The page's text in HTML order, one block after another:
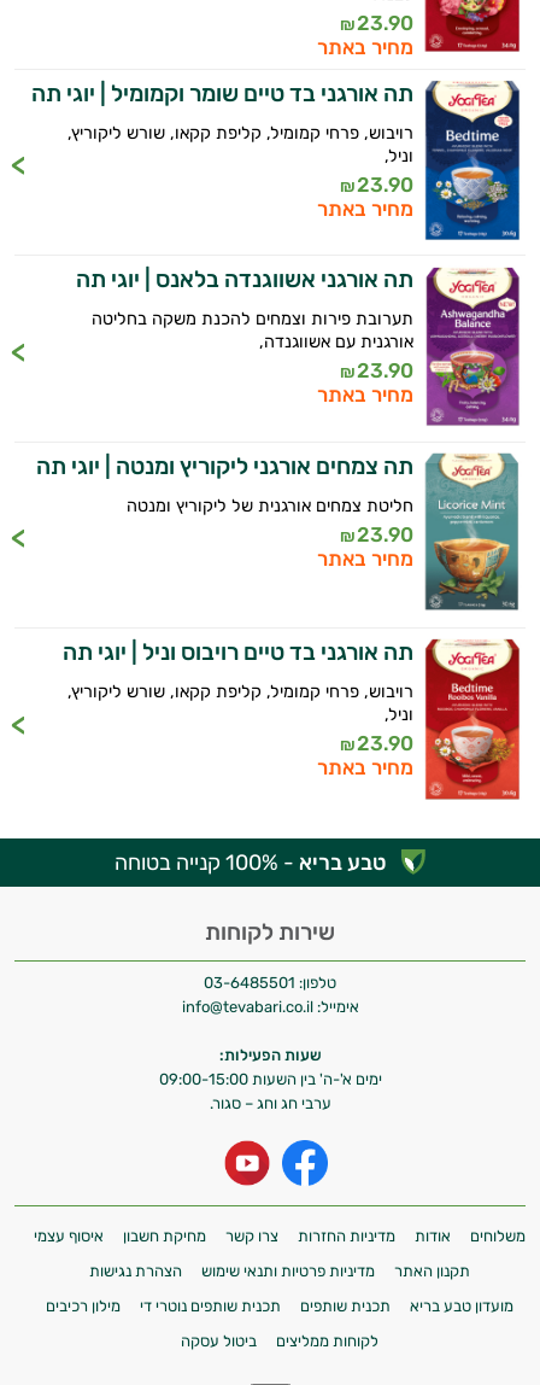
23.90
₪
מחיר באתר
תה אורגני בד טיים שומר וקמומיל | יוגי תה
רויבוש, פרחי קמומיל, קליפת קקאו, שורש ליקוריץ,
וניל,
23.90
₪
מחיר באתר
תה אורגני אשווגנדה בלאנס | יוגי תה
תערובת פירות וצמחים להכנת משקה בחליטה
אורגנית עם אשווגנדה,
23.90
₪
מחיר באתר
תה צמחים אורגני ליקוריץ ומנטה | יוגי תה
חליטת צמחים אורגנית של ליקוריץ ומנטה
23.90
₪
מחיר באתר
תה אורגני בד טיים רויבוס וניל | יוגי תה
רויבוש, פרחי קמומיל, קליפת קקאו, שורש ליקוריץ,
וניל,
23.90
₪
מחיר באתר
טבע בריא - 100% קנייה בטוחה
שירות לקוחות
טלפון: 03-6485501
אימייל: info@tevabari.co.il
שעות הפעילות:
ימים א'-ה' בין השעות 09:00-15:00
ערבי חג וחג – סגור.
משלוחים אודות מדיניות החזרות צרו קשר מחיקת חשבון
איסוף עצמי
תקנון האתר
מדיניות פרטיות ותנאי שימוש
הצהרת נגישות
מועדון טבע בריא
תכנית שותפים תכנית שותפים נוטרי די
מילון רכיבים
לקוחות ממליצים
ביטול עסקה